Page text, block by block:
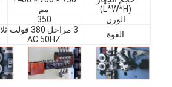
(L*W*H)
مم
الوزن
350
القوة
3 مراحل 380 فولت
AC 50HZ